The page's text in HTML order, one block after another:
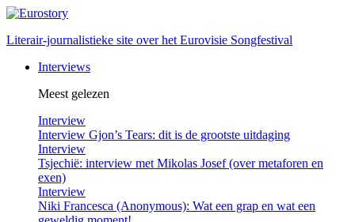
Literair-journalistieke site over het Eurovisie Songfestival
Interviews
Meest gelezen
Interview
Interview Gjon’s Tears: dit is de grootste uitdaging
Interview
Tsjechië: interview met Mikolas Josef (over metaforen en
exen)
Interview
Niki Francesca (Anonymous): Wat een grap en wat een